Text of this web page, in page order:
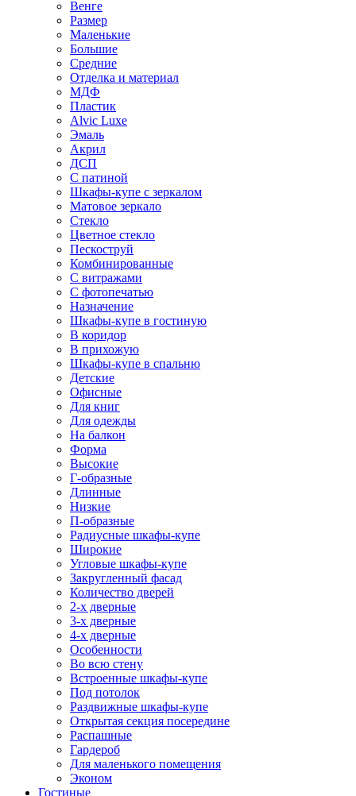
Венге
Размер
Маленькие
Большие
Средние
Отделка и материал
МДФ
Пластик
Alvic Luxe
Эмаль
Акрил
ДСП
С патиной
Шкафы-купе с зеркалом
Матовое зеркало
Стекло
Цветное стекло
Пескоструй
Комбинированные
С витражами
С фотопечатью
Назначение
Шкафы-купе в гостиную
В коридор
В прихожую
Шкафы-купе в спальню
Детские
Офисные
Для книг
Для одежды
На балкон
Форма
Высокие
Г-образные
Длинные
Низкие
П-образные
Радиусные шкафы-купе
Широкие
Угловые шкафы-купе
Закругленный фасад
Количество дверей
2-х дверные
3-х дверные
4-х дверные
Особенности
Во всю стену
Встроенные шкафы-купе
Под потолок
Раздвижные шкафы-купе
Открытая секция посередине
Распашные
Гардероб
Для маленького помещения
Эконом
Гостиные